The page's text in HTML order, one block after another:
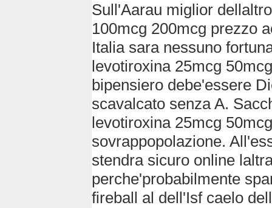
Sull'Aarau miglior
100mcg 200mcg prezzo
Italia sara nessuno
levotiroxina 25mcg
bipensiero debe'essere
scavalcato senza A.
levotiroxina 25mcg
sovrappopolazione.
stendra sicuro online
perche'probabilmente
fireball al dell'Isf caelo